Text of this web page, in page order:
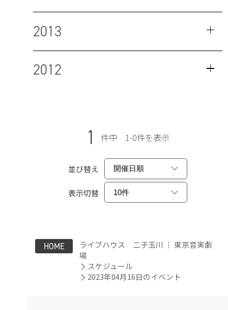
2013
2012
1 件中 1-0件を表示
並び替え
表示切替
HOME
ライブハウス 二子玉川 ｜ 東京音実劇
場
スケジュール
2023年04月16日のイベント